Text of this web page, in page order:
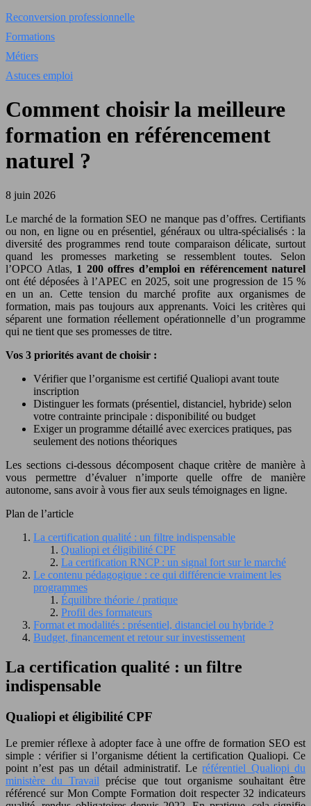
Reconversion professionnelle
Formations
Métiers
Astuces emploi
Comment choisir la meilleure
formation en référencement
naturel ?
8 juin 2026
Le marché de la formation SEO ne manque pas d’offres. Certifiants
ou non, en ligne ou en présentiel, généraux ou ultra-spécialisés : la
diversité des programmes rend toute comparaison délicate, surtout
quand les promesses marketing se ressemblent toutes. Selon
l’OPCO Atlas, 1 200 offres d’emploi en référencement naturel
ont été déposées à l’APEC en 2025, soit une progression de 15 %
en un an. Cette tension du marché profite aux organismes de
formation, mais pas toujours aux apprenants. Voici les critères qui
séparent une formation réellement opérationnelle d’un programme
qui ne tient que ses promesses de titre.
Vos 3 priorités avant de choisir :
Vérifier que l’organisme est certifié Qualiopi avant toute
inscription
Distinguer les formats (présentiel, distanciel, hybride) selon
votre contrainte principale : disponibilité ou budget
Exiger un programme détaillé avec exercices pratiques, pas
seulement des notions théoriques
Les sections ci-dessous décomposent chaque critère de manière à
vous permettre d’évaluer n’importe quelle offre de manière
autonome, sans avoir à vous fier aux seuls témoignages en ligne.
Plan de l’article
La certification qualité : un filtre indispensable
Qualiopi et éligibilité CPF
La certification RNCP : un signal fort sur le marché
Le contenu pédagogique : ce qui différencie vraiment les
programmes
Équilibre théorie / pratique
Profil des formateurs
Format et modalités : présentiel, distanciel ou hybride ?
Budget, financement et retour sur investissement
La certification qualité : un filtre
indispensable
Qualiopi et éligibilité CPF
Le premier réflexe à adopter face à une offre de formation SEO est
simple : vérifier si l’organisme détient la certification Qualiopi. Ce
point n’est pas un détail administratif. Leréférentiel Qualiopi du
ministère du Travail précise que tout organisme souhaitant être
référencé sur Mon Compte Formation doit respecter 32 indicateurs